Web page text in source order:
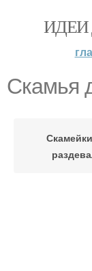
ИДЕИ
Скамья